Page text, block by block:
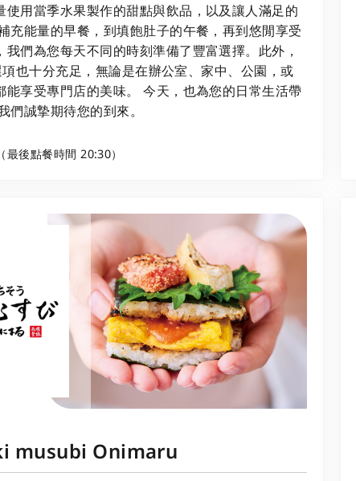
使用當季水果製作的甜點與飲品，以及讓人滿足的
充能量的早餐，到填飽肚子的午餐，再到悠閒享受
們為您每天不同的時刻準備了豐富選擇。此外，
也十分充足，無論是在辦公室、家中、公園，或
能享受專門店的美味。 今天，也為您的日常生活帶
們誠摯期待您的到來。
後點餐時間 20:30）
musubi Onimaru